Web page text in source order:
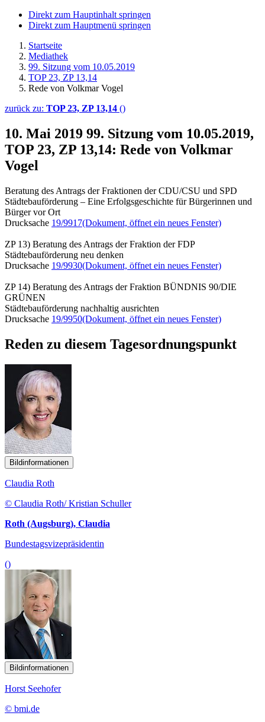
Direkt zum Hauptinhalt springen
Direkt zum Hauptmenü springen
Startseite
Mediathek
99. Sitzung vom 10.05.2019
TOP 23, ZP 13,14
Rede von Volkmar Vogel
zurück zu: TOP 23, ZP 13,14 ()
10. Mai 2019 99. Sitzung vom 10.05.2019,
TOP 23, ZP 13,14: Rede von Volkmar
Vogel
Beratung des Antrags der Fraktionen der CDU/CSU und SPD
Städtebauförderung – Eine Erfolgsgeschichte für Bürgerinnen und
Bürger vor Ort
Drucksache 19/9917(Dokument, öffnet ein neues Fenster)
ZP 13) Beratung des Antrags der Fraktion der FDP
Städtebauförderung neu denken
Drucksache 19/9930(Dokument, öffnet ein neues Fenster)
ZP 14) Beratung des Antrags der Fraktion BÜNDNIS 90/DIE
GRÜNEN
Städtebauförderung nachhaltig ausrichten
Drucksache 19/9950(Dokument, öffnet ein neues Fenster)
Reden zu diesem Tagesordnungspunkt
Bildinformationen
Claudia Roth
© Claudia Roth/ Kristian Schuller
Roth (Augsburg), Claudia
Bundestagsvizepräsidentin
()
Bildinformationen
Horst Seehofer
© bmi.de